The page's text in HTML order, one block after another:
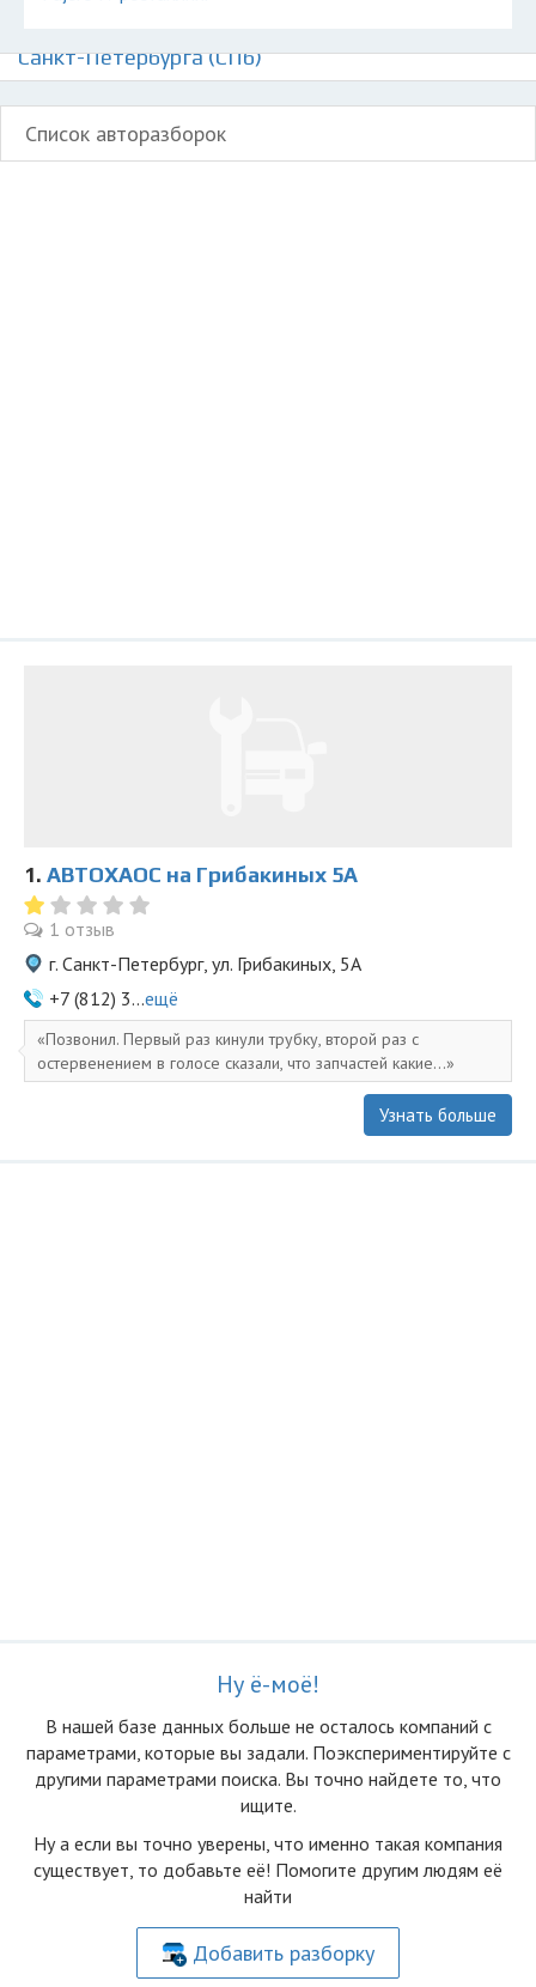
Санкт-Петербурга (СПб)
Список авторазборок
1. АВТОХАОС на Грибакиных 5А
1 отзыв
г. Санкт-Петербург, ул. Грибакиных, 5А
+7 (812) 3...ещё
Позвонил. Первый раз кинули трубку, второй раз с
остервенением в голосе сказали, что запчастей какие...
Узнать больше
Ну ё-моё!
В нашей базе данных больше не осталоcь компаний с
параметрами, которые вы задали. Поэкспериментируйте с
другими параметрами поиска. Вы точно найдете то, что
ищите.
Ну а если вы точно уверены, что именно такая компания
существует, то добавьте её! Помогите другим людям её
найти
Добавить разборку